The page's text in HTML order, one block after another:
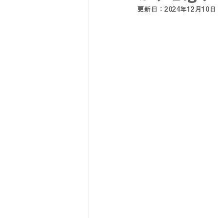
更新日： 2024年12月10日